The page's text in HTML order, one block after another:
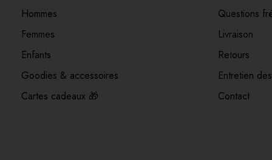
Hommes
Femmes
Enfants
Goodies & accessoires
Cartes cadeaux 🎁
Questions
Livraison
Retours
Entretien
Contact